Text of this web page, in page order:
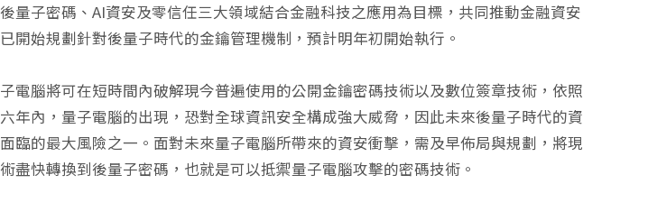
量子密碼、AI資安及零信任三大領域結合金融科技之應用為目標，共同推動金融資安
開始規劃針對後量子時代的金鑰管理機制，預計明年初開始執行。
電腦將可在短時間內破解現今普遍使用的公開金鑰密碼技術以及數位簽章技術，依照
年內，量子電腦的出現，恐對全球資訊安全構成強大威脅，因此未來後量子時代的資
臨的最大風險之一。面對未來量子電腦所帶來的資安衝擊，需及早佈局與規劃，將現
盡快轉換到後量子密碼，也就是可以抵禦量子電腦攻擊的密碼技術。